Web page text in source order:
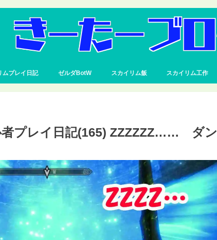
ムプレイ日記 ゼルダBotW スカイリム飯 スカイリム工作
者プレイ日記(165) ZZZZZZ…… ダン